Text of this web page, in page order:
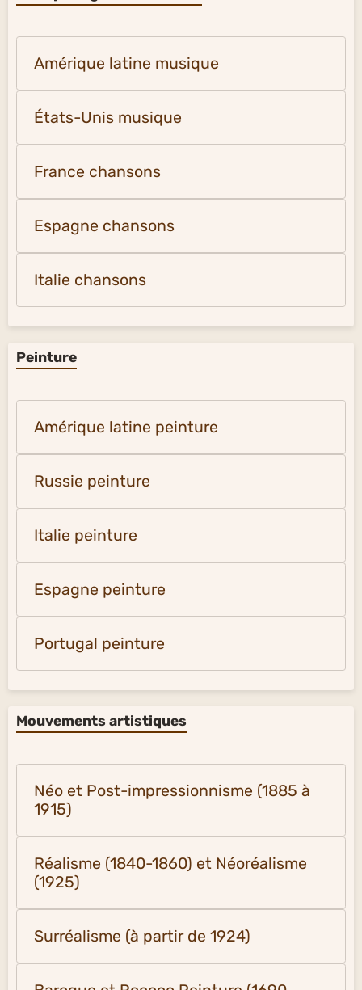
Amérique latine musique
États-Unis musique
France chansons
Espagne chansons
Italie chansons
Peinture
Amérique latine peinture
Russie peinture
Italie peinture
Espagne peinture
Portugal peinture
Mouvements artistiques
Néo et Post-impressionnisme (1885 à
1915)
Réalisme (1840-1860) et Néoréalisme
(1925)
Surréalisme (à partir de 1924)